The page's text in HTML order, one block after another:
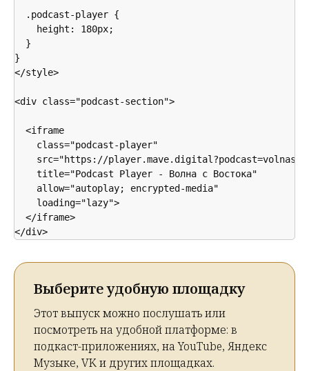
  .podcast-player {
    height: 180px;
  }
}
</style>
<div class="podcast-section">
  <iframe
    class="podcast-player"
src="https://
    title="Podcast Player - Волна с Востока"
    allow="autoplay; encrypted-media"
    loading="lazy">
  </iframe>
Выберите удобную площадку
Этот выпуск можно послушать или
посмотреть на удобной платформе: в
подкаст-приложениях, на YouTube, Яндекс
Музыке, VK и других площадках.